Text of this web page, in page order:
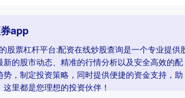
app
股票杠杆平台:配资在线炒股查询是一个专业提供
的股市动态、精准的行情分析以及安全高效的配
，制定投资策略，同时提供便捷的资金支持，助
里都是您理想的投资伙伴！